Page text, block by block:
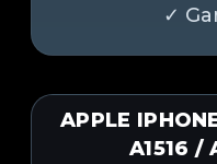
APPLE
A1516 /